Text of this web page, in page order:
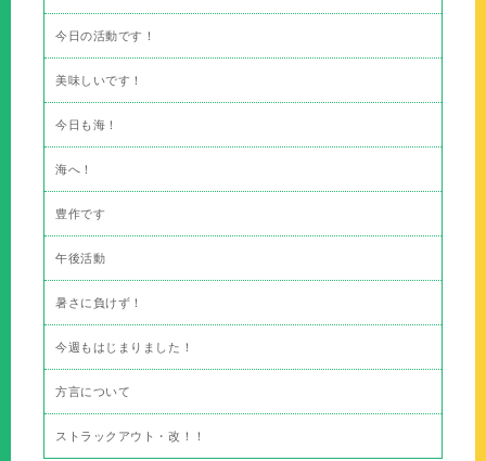
今日の活動です！
美味しいです！
今日も海！
海へ！
豊作です
午後活動
暑さに負けず！
今週もはじまりました！
方言について
ストラックアウト・改！！